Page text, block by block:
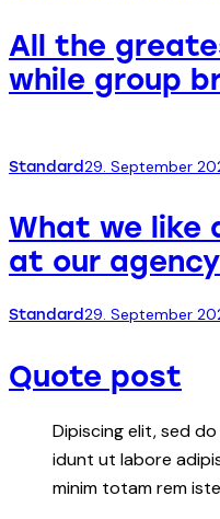
All the
while group
Standard29. September
What we like
at our agency
Standard29. September
Quote post
Dipiscing elit, sed
idunt ut labore
minim totam rem